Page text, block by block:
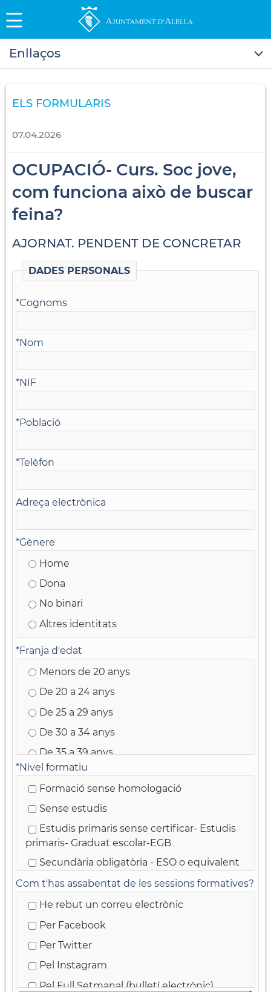
Enllaços
ELS FORMULARIS
07.04.2026
OCUPACIÓ- Curs. Soc jove,
com funciona això de buscar
feina?
AJORNAT. PENDENT DE CONCRETAR
DADES PERSONALS
*Cognoms
*Nom
*NIF
*Població
*Telèfon
Adreça electrònica
*Gènere
Home
Dona
No binari
Altres identitats
*Franja d'edat
Menors de 20 anys
De 20 a 24 anys
De 25 a 29 anys
De 30 a 34 anys
De 35 a 39 anys
De 40 a 44 anys
De 45 a 49 anys
De 50 a 54 anys
De 55 anys o més
*Nivel formatiu
Formació sense homologació
Sense estudis
Estudis primaris sense certificar- Estudis
primaris- Graduat escolar-EGB
Secundària obligatòria - ESO o equivalent
BUP/COU
Batxillerat
FPI (*)
FPII (*)
CFGM (*)
CFGS (*)
Com t'has assabentat de les sessions formatives?
He rebut un correu electrònic
Per Facebook
Per Twitter
Pel Instagram
Pel Full Setmanal (bulletí electrònic)